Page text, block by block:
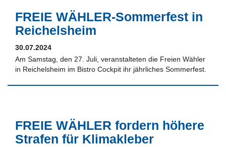
FREIE WÄHLER-Sommerfest in
Reichelsheim
30.07.2024
Am Samstag, den 27. Juli, veranstalteten die Freien Wähler
in Reichelsheim im Bistro Cockpit ihr jährliches Sommerfest.
FREIE WÄHLER fordern höhere
Strafen für Klimakleber